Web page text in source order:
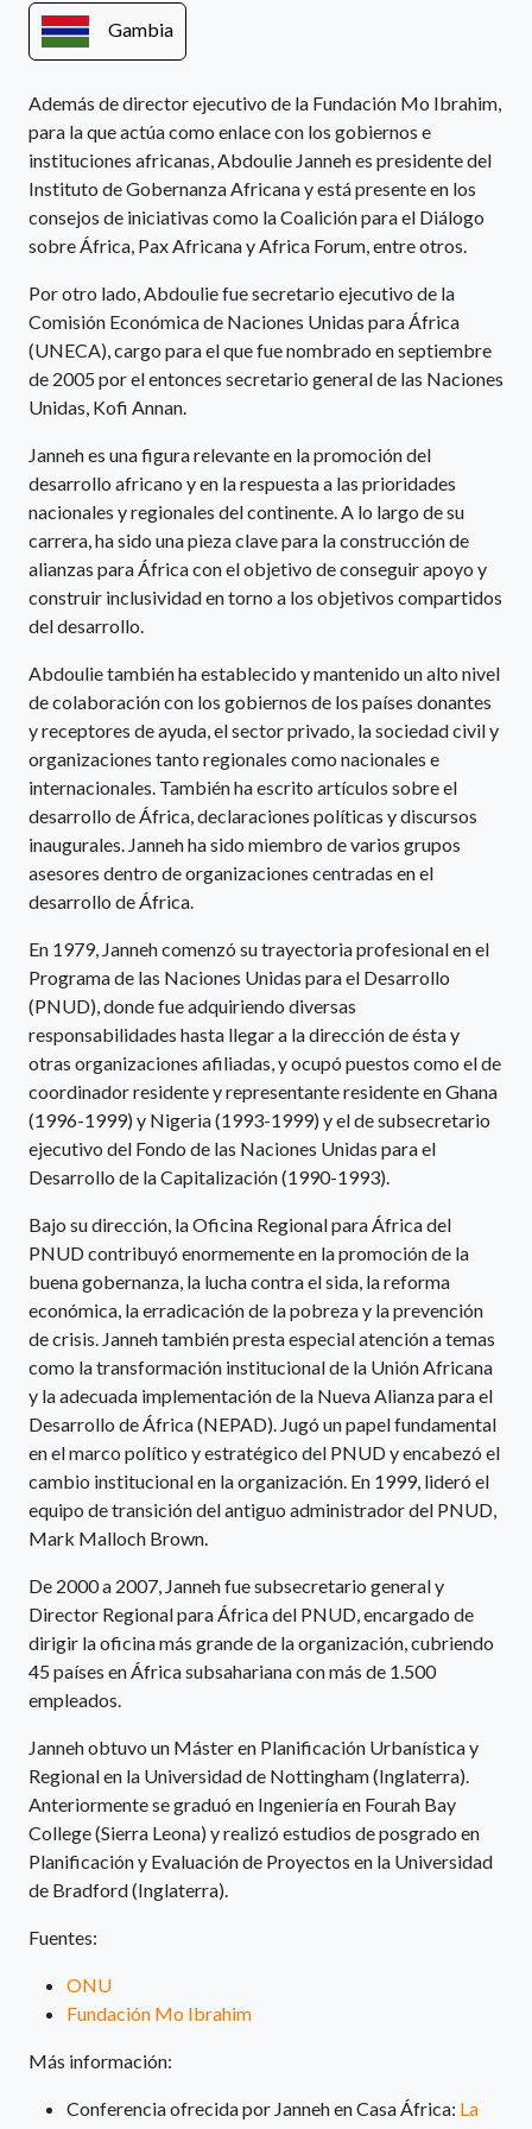
Gambia
Además de director ejecutivo de la Fundación Mo Ibrahim,
para la que actúa como enlace con los gobiernos e
instituciones africanas, Abdoulie Janneh es presidente del
Instituto de Gobernanza Africana y está presente en los
consejos de iniciativas como la Coalición para el Diálogo
sobre África, Pax Africana y Africa Forum, entre otros.
Por otro lado, Abdoulie fue secretario ejecutivo de la
Comisión Económica de Naciones Unidas para África
(UNECA), cargo para el que fue nombrado en septiembre
de 2005 por el entonces secretario general de las Naciones
Unidas, Kofi Annan.
Janneh es una figura relevante en la promoción del
desarrollo africano y en la respuesta a las prioridades
nacionales y regionales del continente. A lo largo de su
carrera, ha sido una pieza clave para la construcción de
alianzas para África con el objetivo de conseguir apoyo y
construir inclusividad en torno a los objetivos compartidos
del desarrollo.
Abdoulie también ha establecido y mantenido un alto nivel
de colaboración con los gobiernos de los países donantes
y receptores de ayuda, el sector privado, la sociedad civil y
organizaciones tanto regionales como nacionales e
internacionales. También ha escrito artículos sobre el
desarrollo de África, declaraciones políticas y discursos
inaugurales. Janneh ha sido miembro de varios grupos
asesores dentro de organizaciones centradas en el
desarrollo de África.
En 1979, Janneh comenzó su trayectoria profesional en el
Programa de las Naciones Unidas para el Desarrollo
(PNUD), donde fue adquiriendo diversas
responsabilidades hasta llegar a la dirección de ésta y
otras organizaciones afiliadas, y ocupó puestos como el de
coordinador residente y representante residente en Ghana
(1996-1999) y Nigeria (1993-1999) y el de subsecretario
ejecutivo del Fondo de las Naciones Unidas para el
Desarrollo de la Capitalización (1990-1993).
Bajo su dirección, la Oficina Regional para África del
PNUD contribuyó enormemente en la promoción de la
buena gobernanza, la lucha contra el sida, la reforma
económica, la erradicación de la pobreza y la prevención
de crisis. Janneh también presta especial atención a temas
como la transformación institucional de la Unión Africana
y la adecuada implementación de la Nueva Alianza para el
Desarrollo de África (NEPAD). Jugó un papel fundamental
en el marco político y estratégico del PNUD y encabezó el
cambio institucional en la organización. En 1999, lideró el
equipo de transición del antiguo administrador del PNUD,
Mark Malloch Brown.
De 2000 a 2007, Janneh fue subsecretario general y
Director Regional para África del PNUD, encargado de
dirigir la oficina más grande de la organización, cubriendo
45 países en África subsahariana con más de 1.500
empleados.
Janneh obtuvo un Máster en Planificación Urbanística y
Regional en la Universidad de Nottingham (Inglaterra).
Anteriormente se graduó en Ingeniería en Fourah Bay
College (Sierra Leona) y realizó estudios de posgrado en
Planificación y Evaluación de Proyectos en la Universidad
de Bradford (Inglaterra).
Fuentes:
ONU
Fundación Mo Ibrahim
Más información:
Conferencia ofrecida por Janneh en Casa África: La